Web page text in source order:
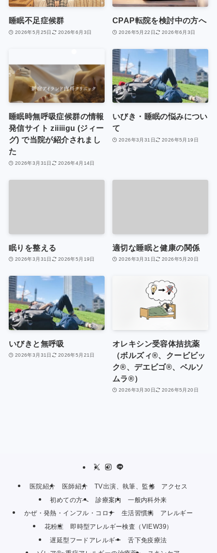
睡眠不足症候群
2026年5月25日 2026年6月3日
CPAP転院を検討中の方へ
2026年5月22日 2026年6月3日
睡眠時無呼吸症候群の情報
発信サイト ziiiiigu (ジィー
グ) で当院が紹介されまし
た
2026年3月31日 2026年4月14日
いびき・睡眠の悩みについ
て
2026年3月31日 2026年5月19日
眠りを整える
2026年3月31日 2026年5月19日
適切な睡眠と健康の関係
2026年3月31日 2026年5月20日
いびきと無呼吸
2026年3月31日 2026年5月21日
オレキシン受容体拮抗薬
（ボルズィ®、クービビッ
ク®、デエビゴ®、ベルソ
ムラ®）
2026年3月30日 2026年5月20日
医院紹介 医師紹介 TV出演、執筆、監修
アクセス
初めての方へ
診療案内
一般内科外来
かぜ・発熱・インフル・コロナ
生活習慣病
アレルギー
花粉症
即時型アレルギー検査（VIEW39）
遅延型フードアレルギー
舌下免疫療法